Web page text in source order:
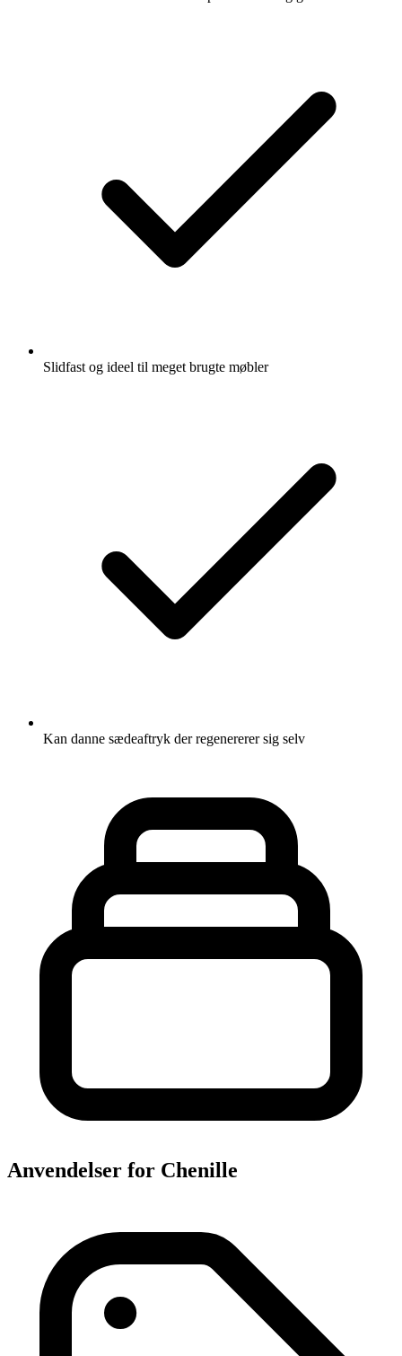
Slidfast og ideel til meget brugte møbler
Kan danne sædeaftryk der regenererer sig selv
Anvendelser for Chenille